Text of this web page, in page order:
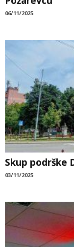
06/11/2025
Skup podrške
03/11/2025